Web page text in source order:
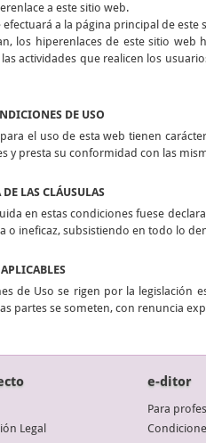
a este sitio web.
a la página principal de este
los hiperenlaces de este sitio
actividades que realicen los
DE USO
el uso de esta web tienen
y presta su conformidad con las
LAS CLÁUSULAS
en estas condiciones fuese
o ineficaz, subsistiendo en todo lo
de Uso se rigen por la legislación
partes se someten, con renuncia
Legal
e-ditor
Para